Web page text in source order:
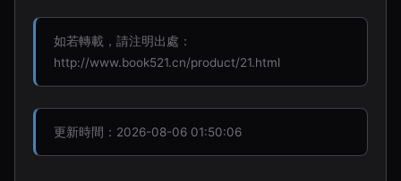
如若轉載，請注明出處：
http://www.book521.cn/product/21.html
更新時間：2026-08-06 01:50:06